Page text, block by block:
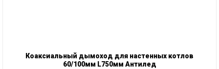
Коаксиальный дымоход для настенных котлов
60/100мм L750мм Антилед